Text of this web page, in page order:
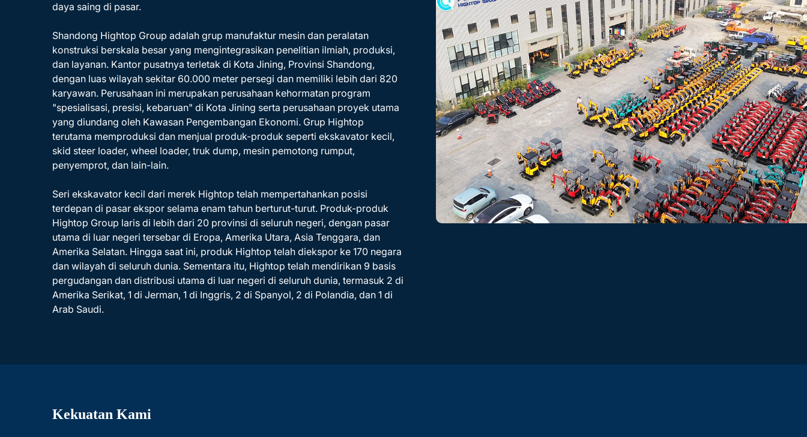
daya saing di pasar.
Shandong Hightop Group adalah grup manufaktur mesin dan peralatan
konstruksi berskala besar yang mengintegrasikan penelitian ilmiah, produksi,
dan layanan. Kantor pusatnya terletak di Kota Jining, Provinsi Shandong,
dengan luas wilayah sekitar 60.000 meter persegi dan memiliki lebih dari 820
karyawan. Perusahaan ini merupakan perusahaan kehormatan program
"spesialisasi, presisi, kebaruan" di Kota Jining serta perusahaan proyek utama
yang diundang oleh Kawasan Pengembangan Ekonomi. Grup Hightop
terutama memproduksi dan menjual produk-produk seperti ekskavator kecil,
skid steer loader, wheel loader, truk dump, mesin pemotong rumput,
penyemprot, dan lain-lain.
Seri ekskavator kecil dari merek Hightop telah mempertahankan posisi
terdepan di pasar ekspor selama enam tahun berturut-turut. Produk-produk
Hightop Group laris di lebih dari 20 provinsi di seluruh negeri, dengan pasar
utama di luar negeri tersebar di Eropa, Amerika Utara, Asia Tenggara, dan
Amerika Selatan. Hingga saat ini, produk Hightop telah diekspor ke 170 negara
dan wilayah di seluruh dunia. Sementara itu, Hightop telah mendirikan 9 basis
pergudangan dan distribusi utama di luar negeri di seluruh dunia, termasuk 2 di
Amerika Serikat, 1 di Jerman, 1 di Inggris, 2 di Spanyol, 2 di Polandia, dan 1 di
Arab Saudi.
Kekuatan Kami